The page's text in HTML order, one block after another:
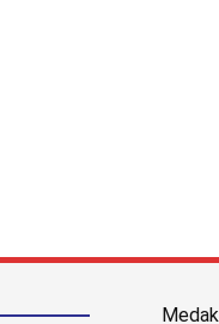
Medak